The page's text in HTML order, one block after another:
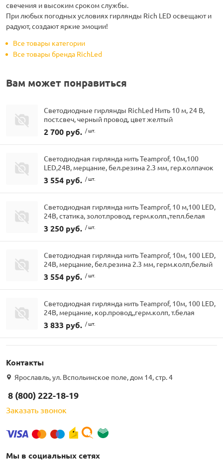
свечения и высоким сроком службы.
При любых погодных условиях гирлянды Rich LED освещают и
радуют, создают яркие эмоции!
Все товары категории
Все товары бренда RichLed
Вам может понравиться
Светодиодные гирлянды RichLed Нить 10 м, 24 В,
пост.свеч, черный провод, цвет желтый
2 700 руб. / шт.
Светодиодная гирлянда нить Teamprof, 10м,100
LED,24В, мерцание, бел.резина 2.3 мм, гер.колпачок
3 554 руб. / шт.
Светодиодная гирлянда нить Teamprof, 10 м,100 LED,
24В, статика, золот.провод, герм.колп.,тепл.белая
3 250 руб. / шт.
Светодиодная гирлянда нить Teamprof, 10м, 100 LED,
24В, мерцание, бел.резина 2.3 мм, герм.колп,белый
3 554 руб. / шт.
Светодиодная гирлянда нить Teamprof, 10м, 100 LED,
24В, мерцание, кор.провод,,герм.колп, т.белая
3 833 руб. / шт.
Контакты
Ярославль, ул. Вспольинское поле, дом 14, стр. 4
8 (800) 222-18-19
Заказать звонок
Мы в социальных сетях